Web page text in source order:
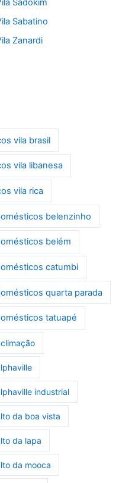
Sadokim
Sabatino
Zanardi
vila brasil
vila libanesa
vila rica
belenzinho
belém
catumbi
quarta parada
tatuapé
industrial
da boa vista
da lapa
da mooca